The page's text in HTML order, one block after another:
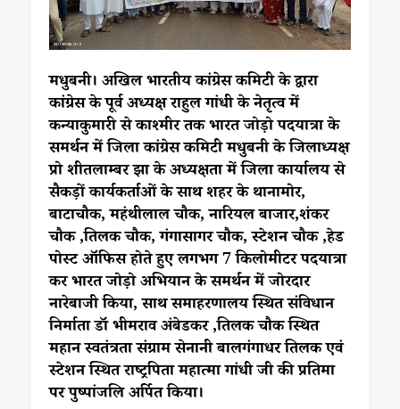
मधुबनी। अखिल भारतीय कांग्रेस कमिटी के द्वारा
कांग्रेस के पूर्व अध्यक्ष राहुल गांधी के नेतृत्व में
कन्याकुमारी से काश्मीर तक भारत जोड़ो पदयात्रा के
समर्थन में जिला कांग्रेस कमिटी मधुबनी के जिलाध्यक्ष
प्रो शीतलाम्बर झा के अध्यक्षता में जिला कार्यालय से
सैकड़ों कार्यकर्ताओं के साथ शहर के थानामोर,
बाटाचौक, महंथीलाल चौक, नारियल बाजार,शंकर
चौक ,तिलक चौक, गंगासागर चौक, स्टेशन चौक ,हेड
पोस्ट ऑफिस होते हुए लगभग 7 किलोमीटर पदयात्रा
कर भारत जोड़ो अभियान के समर्थन में जोरदार
नारेबाजी किया, साथ समाहरणालय स्थित संविधान
निर्माता डॉ भीमराव अंबेडकर ,तिलक चौक स्थित
महान स्वतंत्रता संग्राम सेनानी बालगंगाधर तिलक एवं
स्टेशन स्थित राष्ट्रपिता महात्मा गांधी जी की प्रतिमा
पर पुष्पांजलि अर्पित किया।